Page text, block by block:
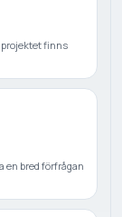
projektet finns
en bred förfrågan